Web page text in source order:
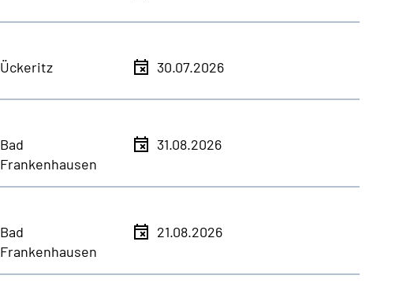
Ückeritz 30.07.2026
Bad
Frankenhausen
31.08.2026
Bad
Frankenhausen
21.08.2026